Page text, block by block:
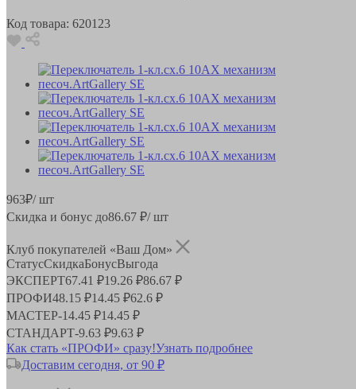
Код товара: 620123
963₽/ шт
Скидка и бонус до86.67 ₽/ шт
Клуб покупателей «Ваш Дом»
СтатусСкидкаБонусВыгода
ЭКСПЕРТ67.41 ₽19.26 ₽86.67 ₽
ПРОФИ48.15 ₽14.45 ₽62.6 ₽
МАСТЕР-14.45 ₽14.45 ₽
СТАНДАРТ-9.63 ₽9.63 ₽
Как стать «ПРОФИ» сразу!Узнать подробнее
Доставим сегодня, от 90 ₽